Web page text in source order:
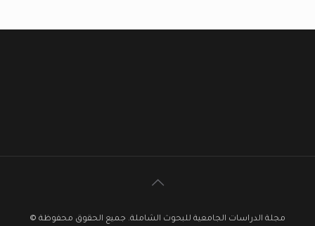
مجلة الدراسات الجامعية للبحوث الشاملة. جميع الحقوق محفوظة ©